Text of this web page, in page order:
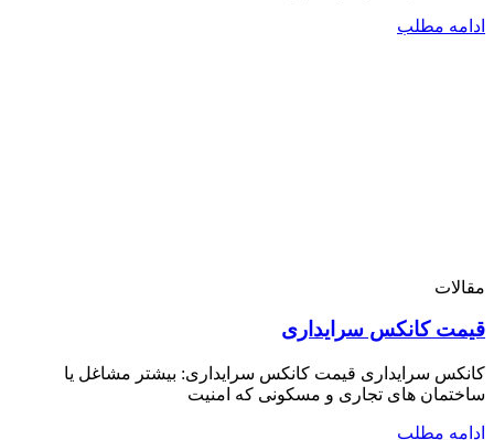
ادامه مطلب
مقالات
قیمت کانکس سرایداری
کانکس سرایداری قیمت کانکس سرایداری: بیشتر مشاغل یا
ساختمان های تجاری و مسکونی که امنیت
ادامه مطلب